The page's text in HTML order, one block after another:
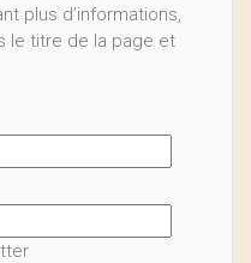
plus d’informations,
le titre de la page et